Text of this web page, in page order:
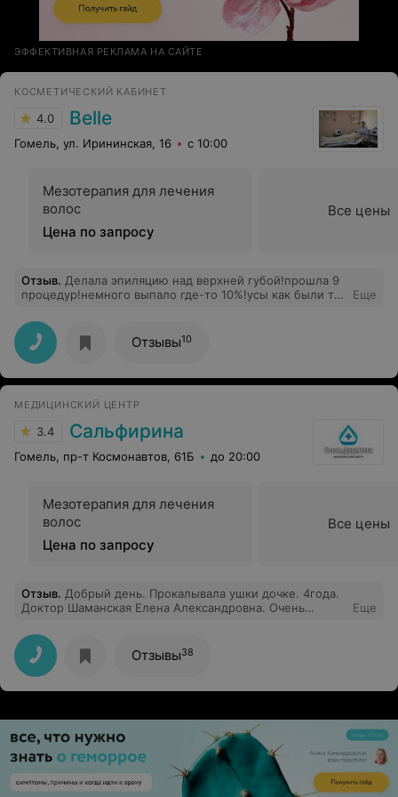
ЭФФЕКТИВНАЯ РЕКЛАМА НА САЙТЕ
КОСМЕТИЧЕСКИЙ КАБИНЕТ
4.0 Belle
Гомель, ул. Ирининская, 16 с 10:00
Мезотерапия для лечения
волос
Цена по запросу
Все цены
Отзыв. Делала эпиляцию над верхней губой!прошла 9
процедур!немного выпало где-то 10%!усы как были так
том что волосы у меня темные!!!!никому не советую!!!!
Еще
Отзывы10
МЕДИЦИНСКИЙ ЦЕНТР
3.4 Сальфирина
Гомель, пр-т Космонавтов, 61Б до 20:00
Мезотерапия для лечения
волос
Цена по запросу
Все цены
Отзыв. Добрый день. Прокалывала ушки дочке. 4года.
Доктор Шаманская Елена Александровна. Очень
квалифицированно.чувствуется профессионализм и
доброжелательное отношение!!!! Смогла найти подход
к моему ребёнку!!!
Еще
Отзывы38